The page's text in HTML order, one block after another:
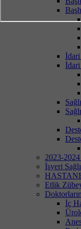
2023-2024
İşyeri
Etlik
İç